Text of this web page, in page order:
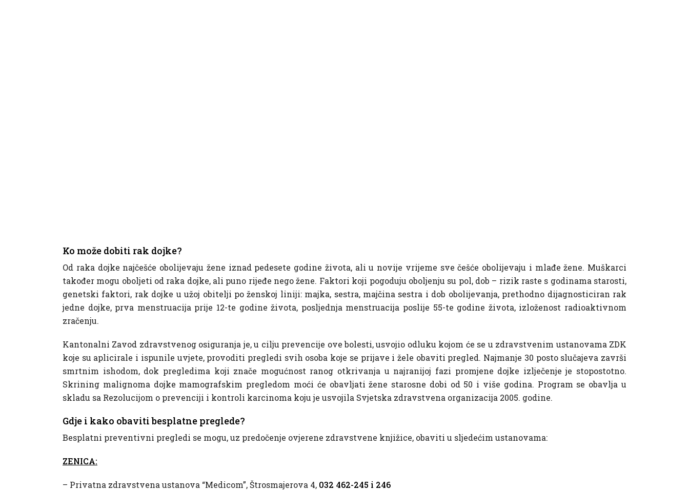
Ko može dobiti rak dojke?
Od raka dojke najčešće obolijevaju žene iznad pedesete godine života, ali u novije vrijeme sve češće obolijevaju i mlađe žene. Muškarci
također mogu oboljeti od raka dojke, ali puno rijeđe nego žene. Faktori koji pogoduju oboljenju su pol, dob – rizik raste s godinama starosti,
genetski faktori, rak dojke u užoj obitelji po ženskoj liniji: majka, sestra, majčina sestra i dob obolijevanja, prethodno dijagnosticiran rak
jedne dojke, prva menstruacija prije 12-te godine života, posljednja menstruacija poslije 55-te godine života, izloženost radioaktivnom
zračenju.
Kantonalni Zavod zdravstvenog osiguranja je, u cilju prevencije ove bolesti, usvojio odluku kojom će se u zdravstvenim ustanovama ZDK
koje su aplicirale i ispunile uvjete, provoditi pregledi svih osoba koje se prijave i žele obaviti pregled. Najmanje 30 posto slučajeva završi
smrtnim ishodom, dok pregledima koji znače mogućnost ranog otkrivanja u najranijoj fazi promjene dojke izlječenje je stopostotno.
Skrining malignoma dojke mamografskim pregledom moći će obavljati žene starosne dobi od 50 i više godina. Program se obavlja u
skladu sa Rezolucijom o prevenciji i kontroli karcinoma koju je usvojila Svjetska zdravstvena organizacija 2005. godine.
Gdje i kako obaviti besplatne preglede?
Besplatni preventivni pregledi se mogu, uz predočenje ovjerene zdravstvene knjižice, obaviti u sljedećim ustanovama:
ZENICA:
– Privatna zdravstvena ustanova “Medicom”, Štrosmajerova 4, 032 462-245 i 246